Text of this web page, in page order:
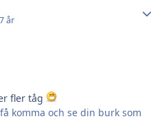
år
fler tåg
komma och se din burk som